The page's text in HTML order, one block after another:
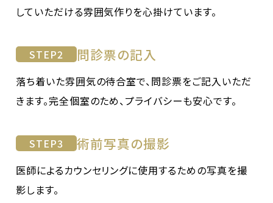
していただける雰囲気作りを心掛けています。
STEP2 問診票の記入
落ち着いた雰囲気の待合室で、問診票をご記入いただ
きます。完全個室のため、プライバシーも安心です。
STEP3 術前写真の撮影
医師によるカウンセリングに使用するための写真を撮
影します。